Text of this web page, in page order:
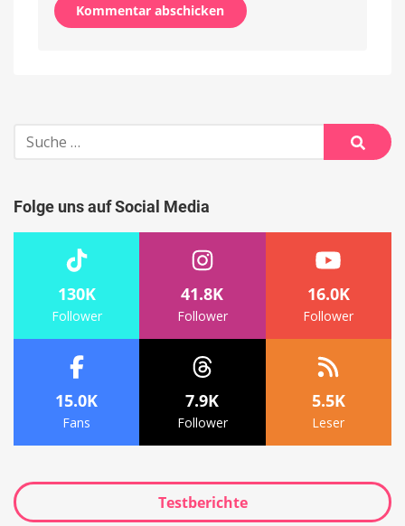
Suche
nach:
Suche
Folge uns auf Social Media
130K
Follower
41.8K
Follower
16.0K
Follower
15.0K
Fans
7.9K
Follower
5.5K
Leser
Testberichte